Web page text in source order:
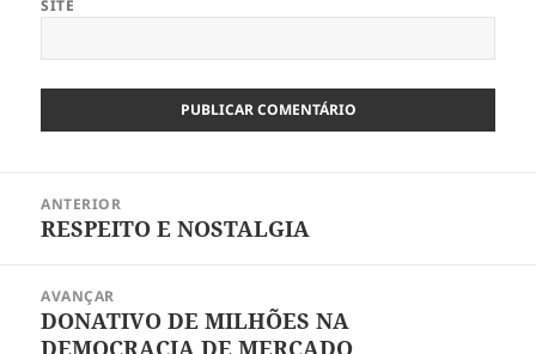
SITE
ANTERIOR
Artigo
RESPEITO E NOSTALGIA
AVANÇAR
Artigo
DONATIVO DE MILHÕES NA
DEMOCRACIA DE MERCADO